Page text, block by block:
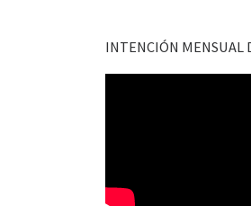
INTENCIÓN MENSUAL